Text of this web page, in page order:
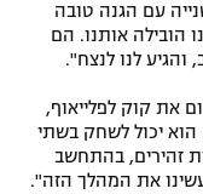
עם הגנה טובה
הובילה אותנו. הם
והגיע לנו לנצח".
את קוק לפלייאוף,
הוא יכול לשחק בשתי
זהירים, בהתחשב
את המהלך הזה".